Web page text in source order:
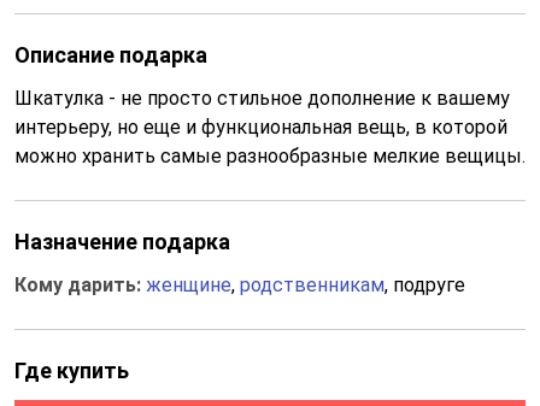
Описание подарка
Шкатулка - не просто стильное дополнение к вашему
интерьеру, но еще и функциональная вещь, в которой
можно хранить самые разнообразные мелкие вещицы.
Назначение подарка
Кому дарить: женщине, родственникам, подруге
Где купить